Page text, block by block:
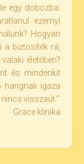
egy dobozba.
ezernyi
Hogyan
a biztosíték rá,
életében?
és mindenkit
hangnak igaza
visszaút."
Grace klinika